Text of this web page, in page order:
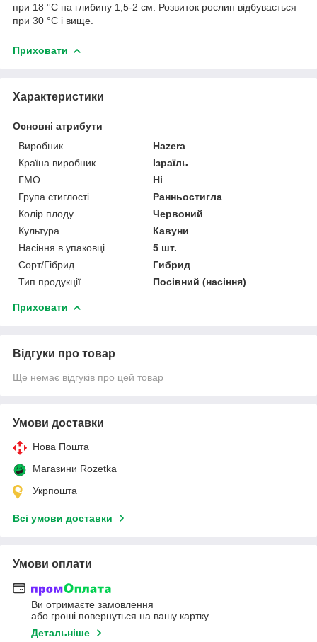
при 18 °С на глибину 1,5-2 см. Розвиток рослин відбувається
при 30 °С і вище.
Приховати
Характеристики
Основні атрибути
Виробник
Hazera
Країна виробник
Ізраїль
ГМО
Ні
Група стиглості
Ранньостигла
Колір плоду
Червоний
Культура
Кавуни
Насіння в упаковці
5 шт.
Сорт/Гібрид
Гибрид
Тип продукції
Посівний (насіння)
Приховати
Відгуки про товар
Ще немає відгуків про цей товар
Умови доставки
Нова Пошта
Магазини Rozetka
Укрпошта
Всі умови доставки
Умови оплати
Ви отримаєте замовлення
або гроші повернуться на вашу картку
Детальніше